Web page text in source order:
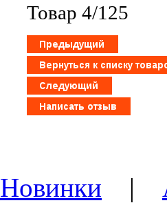
Товар 4/125
Новинки |